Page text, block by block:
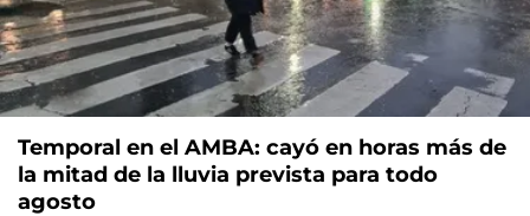
Temporal en el AMBA: cayó en horas más de
la mitad de la lluvia prevista para todo
agosto